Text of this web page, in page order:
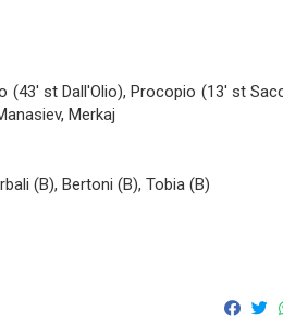
(43' st Dall'Olio), Procopio (13' st
Merkaj
(B), Bertoni (B), Tobia (B)